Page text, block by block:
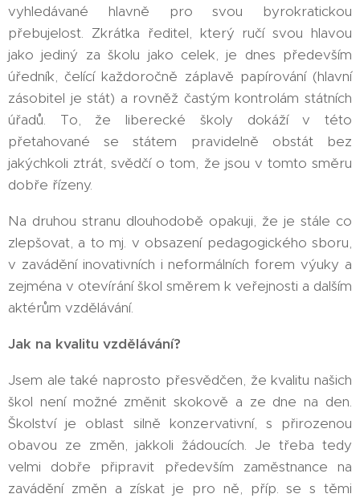
vyhledávané hlavně pro svou byrokratickou
přebujelost. Zkrátka ředitel, který ručí svou hlavou
jako jediný za školu jako celek, je dnes především
úředník, čelící každoročně záplavě papírování (hlavní
zásobitel je stát) a rovněž častým kontrolám státních
úřadů. To, že liberecké školy dokáží v této
přetahované se státem pravidelně obstát bez
jakýchkoli ztrát, svědčí o tom, že jsou v tomto směru
dobře řízeny.
Na druhou stranu dlouhodobě opakuji, že je stále co
zlepšovat, a to mj. v obsazení pedagogického sboru,
v zavádění inovativních i neformálních forem výuky a
zejména v otevírání škol směrem k veřejnosti a dalším
aktérům vzdělávání.
Jak na kvalitu vzdělávání?
Jsem ale také naprosto přesvědčen, že kvalitu našich
škol není možné změnit skokově a ze dne na den.
Školství je oblast silně konzervativní, s přirozenou
obavou ze změn, jakkoli žádoucích. Je třeba tedy
velmi dobře připravit především zaměstnance na
zavádění změn a získat je pro ně, příp. se s těmi